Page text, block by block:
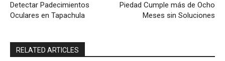
Detectar Padecimientos
Oculares en Tapachula
Piedad Cumple más de Ocho
Meses sin Soluciones
RELATED ARTICLES